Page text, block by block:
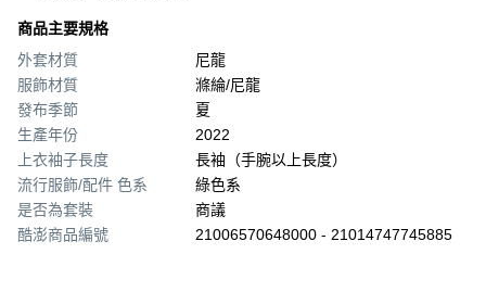
商品主要規格
外套材質
尼龍
服飾材質
滌綸/尼龍
發布季節
夏
生產年份
2022
上衣袖子長度
長袖（手腕以上長度）
流行服飾/配件 色系
綠色系
是否為套裝
商議
酷澎商品編號
21006570648000 - 21014747745885